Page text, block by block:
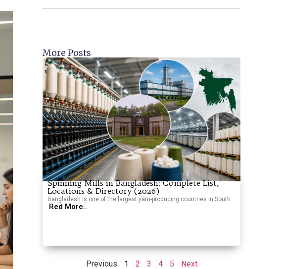
More Posts
Spinning Mills in Bangladesh: Complete List,
Locations & Directory (2026)
Bangladesh is one of the largest yarn-producing countries in South...
Red More..
Previous 1 2 3 4 5 Next